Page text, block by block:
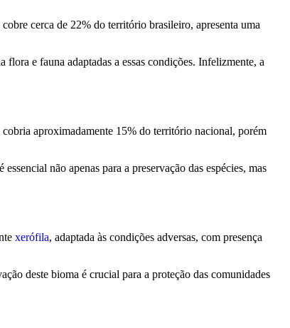
cerca de 22% do território brasileiro, apresenta uma
e fauna adaptadas a essas condições. Infelizmente, a
aproximadamente 15% do território nacional, porém
não apenas para a preservação das espécies, mas
xerófila, adaptada às condições adversas, com presença
deste bioma é crucial para a proteção das comunidades